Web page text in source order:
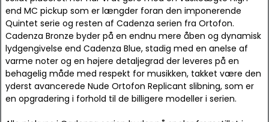
end MC pickup som er længder foran den imponerende
Quintet serie og resten af Cadenza serien fra Ortofon.
Cadenza Bronze byder på en endnu mere åben og dynamisk
lydgengivelse end Cadenza Blue, stadig med en anelse af
varme noter og en højere detaljegrad der leveres på en
behagelig måde med respekt for musikken, takket være den
yderst avancerede Nude Ortofon Replicant slibning, som er
en opgradering i forhold til de billigere modeller i serien.